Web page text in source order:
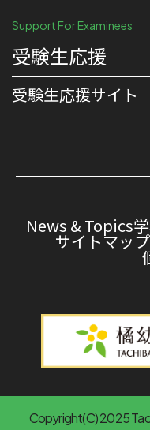
Support For Examinees
受験生応援
受験⽣応援サイト
News & Topics
サイトマップ
Copyright(C) 2025